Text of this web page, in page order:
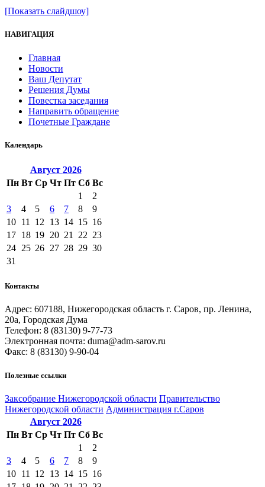
[Показать слайдшоу]
НАВИГАЦИЯ
Главная
Новости
Ваш Депутат
Решения Думы
Повестка заседания
Направить обращение
Почетные Граждане
Календарь
Август 2026
Пн Вт Ср Чт Пт Сб Вс
1
2
3
4 5 6 7 8
9
10 11 12 13 14 15 16
17 18 19 20 21 22 23
24 25 26 27 28 29 30
31
Контакты
Адрес: 607188, Нижегородская область г. Саров, пр. Ленина,
20а, Городская Дума
Телефон: 8 (83130) 9-77-73
Электронная почта: duma@adm-sarov.ru
Факс: 8 (83130) 9-90-04
Полезные ссылки
Закcобрание Нижегородской области Правительство
Нижегородской области Администрация г.Саров
Август 2026
Пн Вт Ср Чт Пт Сб Вс
1
2
3
4 5 6 7 8
9
10 11 12 13 14 15 16